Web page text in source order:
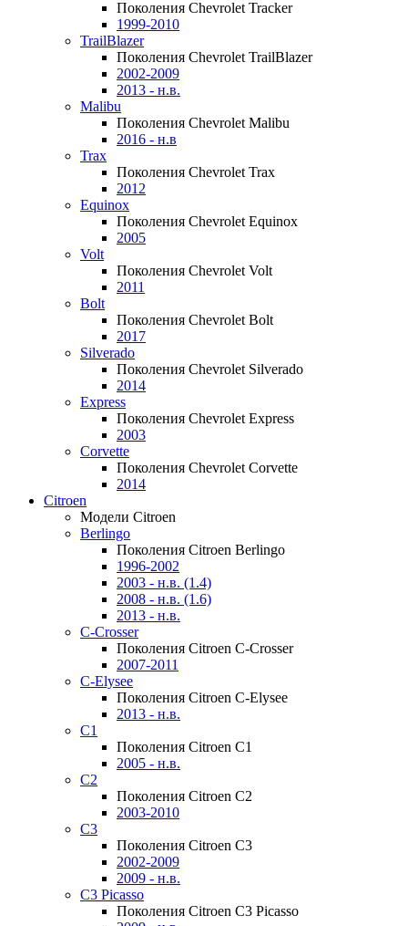
Поколения Chevrolet Tracker
1999-2010
TrailBlazer
Поколения Chevrolet TrailBlazer
2002-2009
2013 - н.в.
Malibu
Поколения Chevrolet Malibu
2016 - н.в
Trax
Поколения Chevrolet Trax
2012
Equinox
Поколения Chevrolet Equinox
2005
Volt
Поколения Chevrolet Volt
2011
Bolt
Поколения Chevrolet Bolt
2017
Silverado
Поколения Chevrolet Silverado
2014
Express
Поколения Chevrolet Express
2003
Corvette
Поколения Chevrolet Corvette
2014
Citroen
Модели Citroen
Berlingo
Поколения Citroen Berlingo
1996-2002
2003 - н.в. (1.4)
2008 - н.в. (1.6)
2013 - н.в.
C-Crosser
Поколения Citroen C-Crosser
2007-2011
C-Elysee
Поколения Citroen C-Elysee
2013 - н.в.
C1
Поколения Citroen C1
2005 - н.в.
C2
Поколения Citroen C2
2003-2010
C3
Поколения Citroen C3
2002-2009
2009 - н.в.
C3 Picasso
Поколения Citroen C3 Picasso